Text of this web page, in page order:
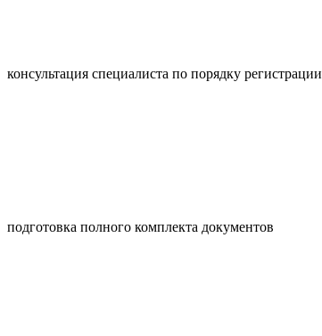
консультация специалиста по порядку регистрации
подготовка полного комплекта документов